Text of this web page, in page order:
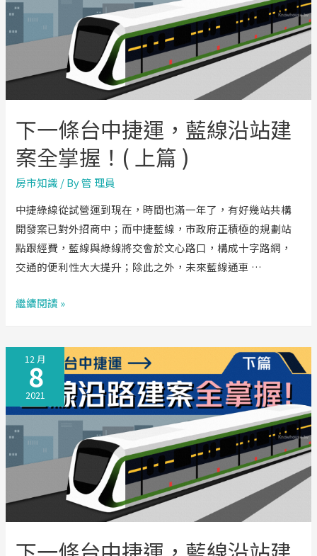
過！
三
OUTLET
12/16
開
幕
下一條台中捷運，藍線沿站建
案全掌握！( 上篇 )
房市知識 / By管 理員
中捷綠線從試營運到現在，時間也滿一年了，有好幾站共構
開發案已對外招商中；而中捷藍線，市政府正積極的規劃站
點跟經費，藍線與綠線將交會於文心路口，構成十字路網，
交通的便利性大大提升；除此之外，未來藍線通車 …
下
台
捷
運，
藍
線
全
繼續閱讀 »
12 月
8
2021